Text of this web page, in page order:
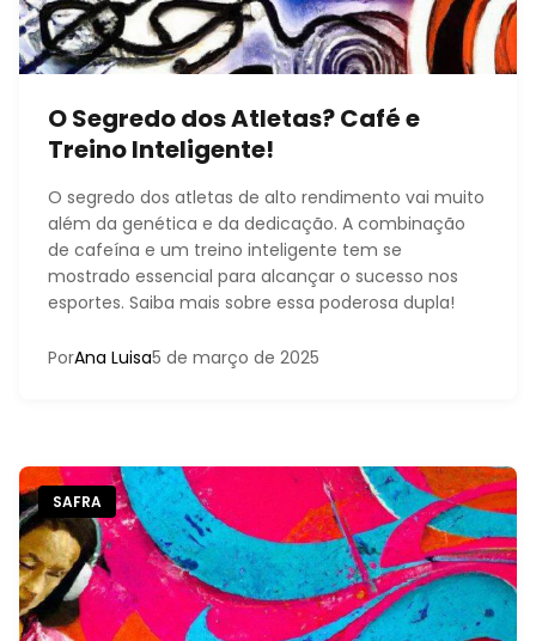
O Segredo dos Atletas? Café e
Treino Inteligente!
O segredo dos atletas de alto rendimento vai muito
além da genética e da dedicação. A combinação
de cafeína e um treino inteligente tem se
mostrado essencial para alcançar o sucesso nos
esportes. Saiba mais sobre essa poderosa dupla!
PorAna Luisa5 de março de 2025
SAFRA